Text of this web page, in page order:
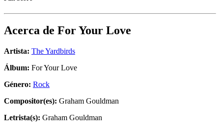
Acerca de For Your Love
Artista: The Yardbirds
Álbum: For Your Love
Género: Rock
Compositor(es): Graham Gouldman
Letrista(s): Graham Gouldman